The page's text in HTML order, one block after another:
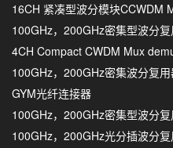
16CH 紧凑型波分模块CCWDM
100GHz，200GHz密集型波分
4CH Compact CWDM Mux
100GHz，200GHz密集波分复
GYM光纤连接器
100GHz，200GHz密集型波分
100GHz，200GHz光分插波分